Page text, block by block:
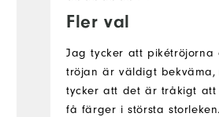
Fler val
Jag tycker att pikétröjorna
tröjan är väldigt bekväma,
tycker att det är tråkigt att
få färger i största